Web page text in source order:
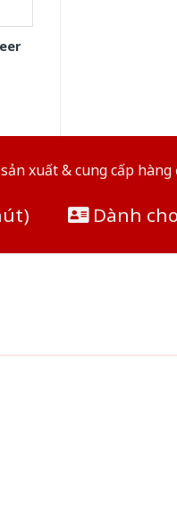
xuất & cung cấp
Dành